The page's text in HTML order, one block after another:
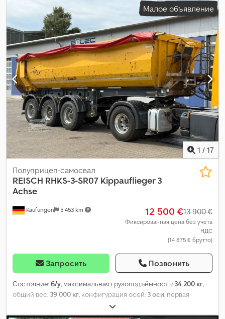
грузового отсека:2 415 мм , объем грузового пространства:61
, общая ширина:2 550 мм , общая высота:3 995 мм,
Оборудование:ABS,
Малое объявление
1 / 17
Kaufungen 5 453 km
Полуприцеп-самосвал
REISCH RHKS-3-SR07 Kippauflieger 3
Achse
12 500 €13 900 €
Фиксированная цена без учета
НДС
(14 875 € брутто)
Запросить Позвонить
Состояние:б/у, максимальная грузоподъёмность: 34 200 кг,
общий вес: 39 000 кг, конфигурация осей: 3 оси, первая
, следующая проверка (TÜV):
выпуска:2017,